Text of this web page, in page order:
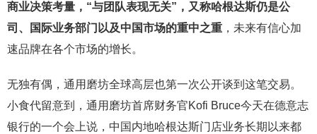
商业决策考量，“与团队表现无关”，又称哈根达斯仍是公
司、国际业务部门以及中国市场的重中之重 ，未来有信心加
速品牌在各个市场的增长。
无独有偶，通用磨坊全球高层也第一次公开谈到这笔交易。
小食代留意到，通用磨坊首席财务官Kofi Bruce今天在德意志
银行的一个会上说，中国内地哈根达斯门店业务长期以来都